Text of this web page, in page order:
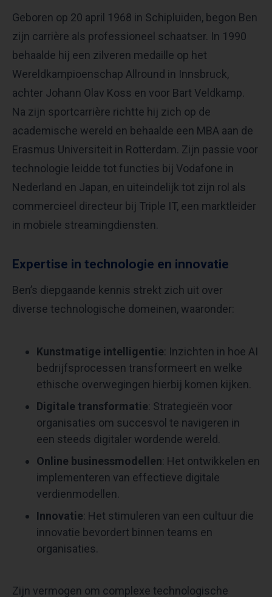
Geboren op 20 april 1968 in Schipluiden, begon Ben
zijn carrière als professioneel schaatser. In 1990
behaalde hij een zilveren medaille op het
Wereldkampioenschap Allround in Innsbruck,
achter Johann Olav Koss en voor Bart Veldkamp.
Na zijn sportcarrière richtte hij zich op de
academische wereld en behaalde een MBA aan de
Erasmus Universiteit in Rotterdam. Zijn passie voor
technologie leidde tot functies bij Vodafone in
Nederland en Japan, en uiteindelijk tot zijn rol als
commercieel directeur bij Triple IT, een marktleider
in mobiele streamingdiensten.
Expertise in technologie en innovatie
Ben’s diepgaande kennis strekt zich uit over
diverse technologische domeinen, waaronder:
Kunstmatige intelligentie: Inzichten in hoe AI
bedrijfsprocessen transformeert en welke
ethische overwegingen hierbij komen kijken.
Digitale transformatie: Strategieën voor
organisaties om succesvol te navigeren in
een steeds digitaler wordende wereld.
Online businessmodellen: Het ontwikkelen en
implementeren van effectieve digitale
verdienmodellen.
Innovatie: Het stimuleren van een cultuur die
innovatie bevordert binnen teams en
organisaties.
Zijn vermogen om complexe technologische